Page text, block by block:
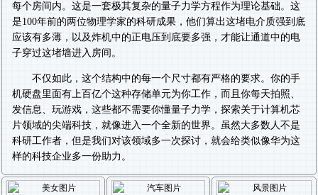
每个房间内。这是一套极其复杂的量子力学方程作为理论基础。这
是100年前的两位物理学家的科研成果，他们算出这堵电介质强到底
应该有多薄，以及炸机中的正电压到底要多强，才能让通道中的电
子穿过这堵墙进入房间。
不仅如此，这个结构中的每一个尺寸都有严格的要求。你的手
机硬盘里面有上百亿个这种存储单元为你工作，而且你每天拍照、
发信息、玩游戏，这些都不需要你懂量子力学，探索关于计算机芯
片领域的尖端科技，就像进入一个全新的世界。虽然大多数人不是
科研工作者，但是我们对该领域多一次探讨，就会给类似像华为这
样的科技企业多一份助力。